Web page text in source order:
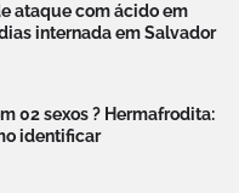
ataque com ácido em
internada em Salvador
02 sexos ? Hermafrodita:
identificar